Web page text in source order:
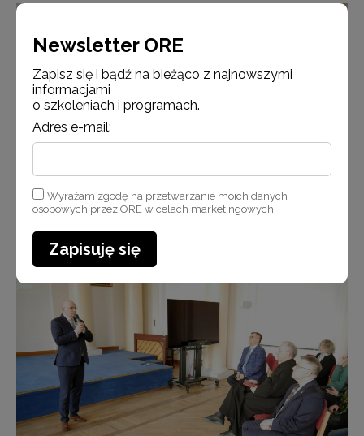
Newsletter ORE
Zapisz się i bądź na bieżąco z najnowszymi
informacjami
o szkoleniach i programach.
Adres e-mail:
Wyrażam zgodę na przetwarzanie moich danych
osobowych przez ORE w celach marketingowych.
Zapisuję się